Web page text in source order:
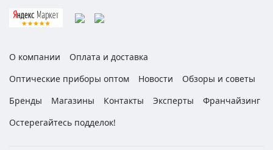
О компании
Оплата и доставка
Оптические приборы оптом
Новости
Обзоры и советы
Бренды
Магазины Контакты Эксперты
Франчайзинг
Остерегайтесь подделок!